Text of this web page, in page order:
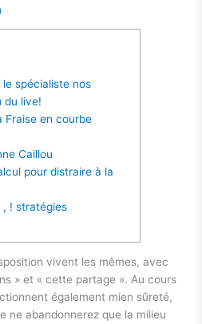
spécialiste nos
du live!
Fraise en courbe
Caillou
pour distraire à la
, ! stratégies
vivent les mêmes, avec
» et « cette partage ». Au cours
également mien sûreté,
ne abandonnerez que la milieu